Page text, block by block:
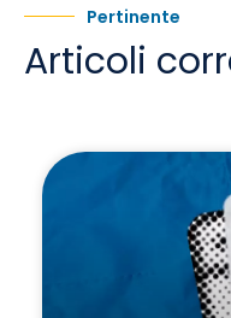
Pertinente
Articoli